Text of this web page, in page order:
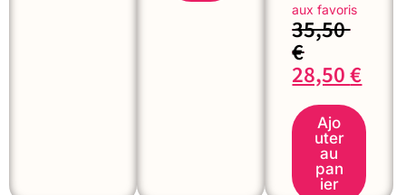
aux favoris
35,50
€
28,50€
Ajo
uter
au
pan
ier